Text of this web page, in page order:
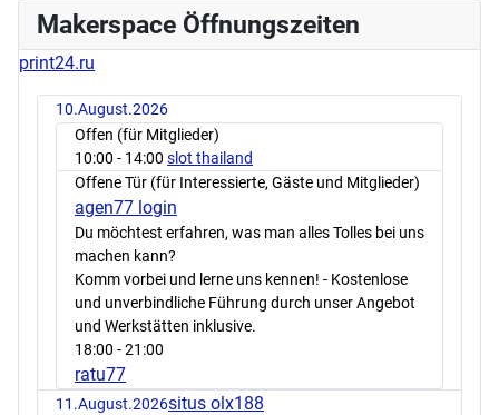
Makerspace Öffnungszeiten
print24.ru
10.August.2026
Offen (für Mitglieder)
10:00 - 14:00 slot thailand
Offene Tür (für Interessierte, Gäste und Mitglieder)
agen77 login
Du möchtest erfahren, was man alles Tolles bei uns
machen kann?
Komm vorbei und lerne uns kennen! - Kostenlose
und unverbindliche Führung durch unser Angebot
und Werkstätten inklusive.
18:00 - 21:00
ratu77
11.August.2026situs olx188